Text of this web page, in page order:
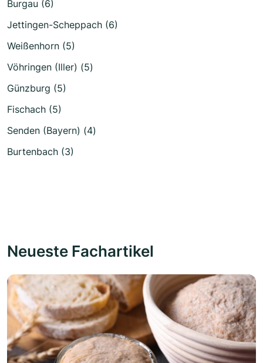
Burgau (6)
Jettingen-Scheppach (6)
Weißenhorn (5)
Vöhringen (Iller) (5)
Günzburg (5)
Fischach (5)
Senden (Bayern) (4)
Burtenbach (3)
Neueste Fachartikel